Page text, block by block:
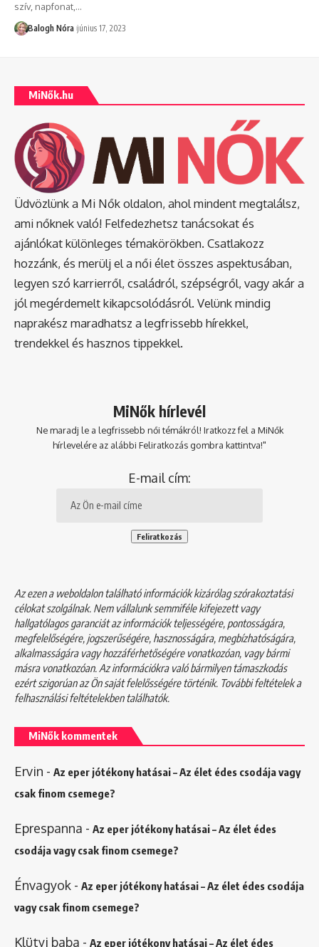
szív, napfonat, …
Balogh Nóra június 17, 2023
MiNők.hu
Üdvözlünk a Mi Nők oldalon, ahol mindent megtalálsz,
ami nőknek való! Felfedezhetsz tanácsokat és
ajánlókat különleges témakörökben. Csatlakozz
hozzánk, és merülj el a női élet összes aspektusában,
legyen szó karrierről, családról, szépségről, vagy akár a
jól megérdemelt kikapcsolódásról. Velünk mindig
naprakész maradhatsz a legfrissebb hírekkel,
trendekkel és hasznos tippekkel.
MiNők hírlevél
Ne maradj le a legfrissebb női témákról! Iratkozz fel a MiNők
hírlevelére az alábbi Feliratkozás gombra kattintva!"
E-mail cím:
Az ezen a weboldalon található információk kizárólag szórakoztatási
célokat szolgálnak. Nem vállalunk semmiféle kifejezett vagy
hallgatólagos garanciát az információk teljességére, pontosságára,
megfelelőségére, jogszerűségére, hasznosságára, megbízhatóságára,
alkalmasságára vagy hozzáférhetőségére vonatkozóan, vagy bármi
másra vonatkozóan. Az információkra való bármilyen támaszkodás
ezért szigorúan az Ön saját felelősségére történik. További feltételek a
felhasználási feltételekbentalálhatók.
MiNők kommentek
Ervin - Az eper jótékony hatásai – Az élet édes csodája vagy
csak finom csemege?
Eprespanna - Az eper jótékony hatásai – Az élet édes
csodája vagy csak finom csemege?
Énvagyok - Az eper jótékony hatásai – Az élet édes csodája
vagy csak finom csemege?
Klütyi baba - Az eper jótékony hatásai – Az élet édes